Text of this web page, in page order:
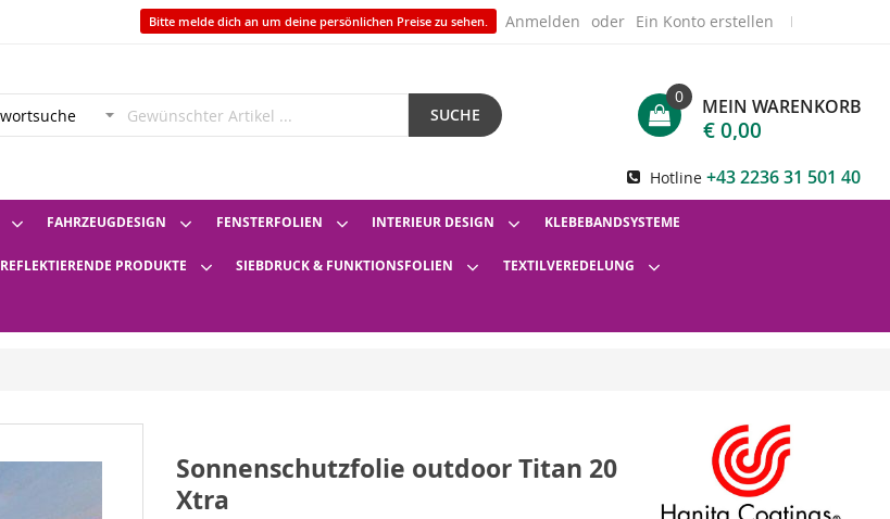
Bitte melde dich an um deine persönlichen Preise zu sehen. Anmelden Ein Konto erstellen
SUCHE MEIN WARENKORB
0
€ 0,00
Hotline +43 2236 31 501 40
FAHRZEUGDESIGN FENSTERFOLIEN INTERIEUR DESIGN KLEBEBANDSYSTEME
REFLEKTIERENDE PRODUKTE SIEBDRUCK & FUNKTIONSFOLIEN TEXTILVEREDELUNG
Sonnenschutzfolie outdoor Titan 20
Xtra